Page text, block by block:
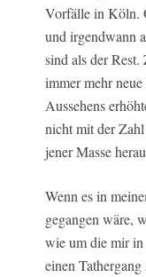
Vorfälle in Köln.
und irgendwann
sind als der
immer mehr
Aussehens
nicht mit der
jener Masse
Wenn es in
gegangen wäre,
wie um die mir in
einen